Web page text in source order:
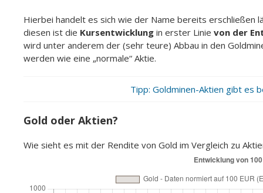
Hierbei handelt es sich wie der Name bereits erschließen
diesen ist die Kursentwicklung in erster Linie von der
wird unter anderem der (sehr teure) Abbau in den
werden wie eine „normale“ Aktie.
Tipp: Goldminen-Aktien gibt es
Gold oder Aktien?
Wie sieht es mit der Rendite von Gold im Vergleich zu